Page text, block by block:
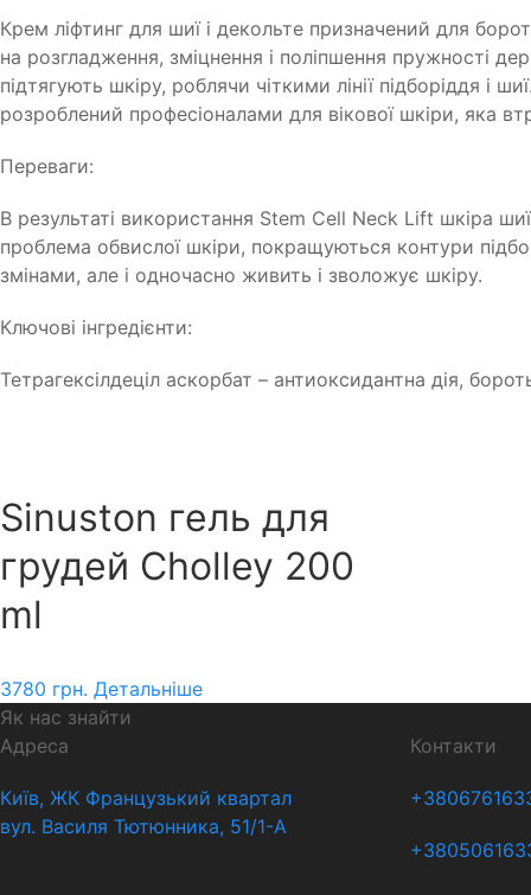
Крем ліфтинг для шиї і декольте призначений для
на розгладження, зміцнення і поліпшення пружності
підтягують шкіру, роблячи чіткими лінії підборіддя і
розроблений професіоналами для вікової шкіри, яка
Переваги:
В результаті використання Stem Cell Neck Lift шкіра
проблема обвислої шкіри, покращуються контури
змінами, але і одночасно живить і зволожує шкіру.
Ключові інгредієнти:
Тетрагексілдеціл аскорбат – антиоксидантна дія,
Sinuston гель для
грудей Cholley 200
ml
3780 грн. Детальніше
Як нас знайти
Адреса
Київ, ЖК Французький квартал
вул. Василя Тютюнника, 51/1-А
Контакти